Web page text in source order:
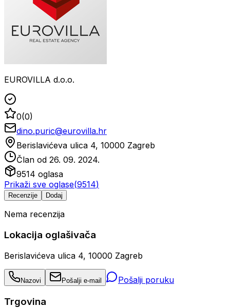
EUROVILLA d.o.o.
0(0)
dino.puric@eurovilla.hr
Berislavićeva ulica 4, 10000 Zagreb
Član od 26. 09. 2024.
9514 oglasa
Prikaži sve oglase(9514)
Recenzije Dodaj
Nema recenzija
Lokacija oglašivača
Berislavićeva ulica 4, 10000 Zagreb
Nazovi Pošalji e-mail Pošalji poruku
Trgovina